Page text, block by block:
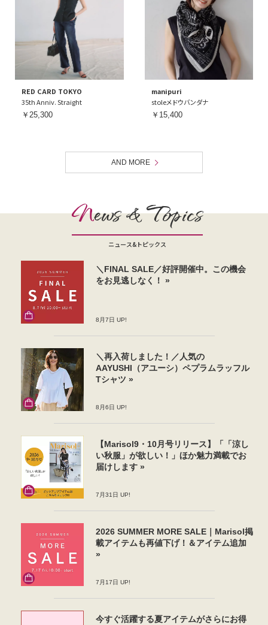
RED CARD TOKYO
35th Anniv. Straight
￥25,300
manipuri
stoleメドウバンダナ
￥15,400
AND MORE
News & Topics
ニュース&トピックス